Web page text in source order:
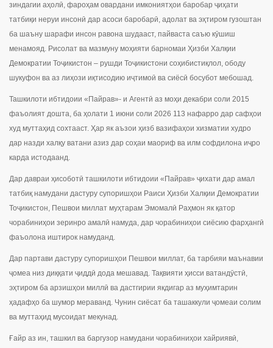
зиндагии аҳолӣ, фароҳам овардани имкониятҳои баробар ҷиҳати
татбиқи неруи инсонӣ дар асоси баробарӣ, адолат ва эҳтиром гузоштан
ба шаъну шарафи инсон равона шудааст, пайваста саъю кӯшиш
менамояд. Рисолат ва мазмуну моҳияти барномаи Ҳизби Халқии
Демократии Тоҷикистон – рушди Тоҷикистони соҳибистиқлол, ободу
шукуфон ва аз лиҳози иқтисодию иҷтимоӣ ва сиёсӣ босубот мебошад.
Ташкилоти ибтидоии «Пайрав»- и Агентӣ аз моҳи декабри соли 2015
фаъолият дошта, ба ҳолати 1 июни соли 2026 113 нафарро дар сафҳои
худ муттаҳид сохтааст. Ҳар як аъзои ҳизб вазифаҳои хизматии худро
дар назди халқу ватани азиз дар соҳаи маориф ва илм софдилона иҷро
карда истодаанд.
Дар давраи ҳисоботӣ ташкилоти ибтидоии «Пайрав» ҷихати дар амал
татбиқ намудани дастуру супоришҳои Раиси Ҳизби Халқии Демократии
Тоҷикистон, Пешвои миллат муҳтарам Эмомалӣ Раҳмон як қатор
чорабиниҳои зеринро амалӣ намуда, дар чорабиниҳои сиёсию фарҳангӣ
фаъолона иштирок намуданд.
Дар партави дастуру супоришҳои Пешвои миллат, ба тарбияи маънавии
ҷомеа низ диққати ҷиддӣ дода мешавад. Тақвияти ҳисси ватандӯстӣ,
эҳтиром ба арзишҳои миллӣ ва дастгирии якдигар аз муҳимтарин
ҳадафҳо ба шумор мераванд. Чунин сиёсат ба ташаккули ҷомеаи солим
ва муттаҳид мусоидат мекунад.
Ғайр аз ин, ташкил ва баргузор намудани чорабиниҳои хайриявӣ,